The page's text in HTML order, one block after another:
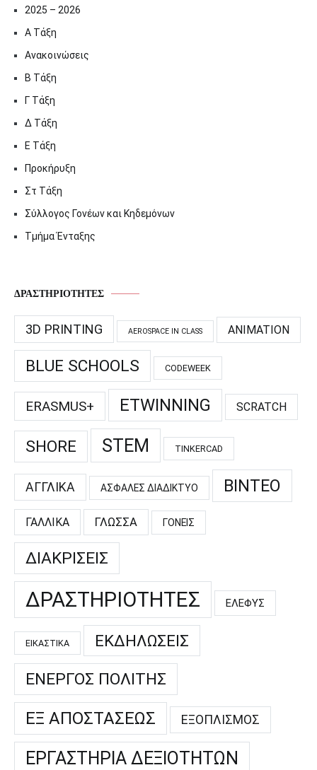
2025 – 2026
Α Τάξη
Ανακοινώσεις
Β Τάξη
Γ Τάξη
Δ Τάξη
Ε Τάξη
Προκήρυξη
Στ Τάξη
Σύλλογος Γονέων και Κηδεμόνων
Τμήμα Ένταξης
ΔΡΑΣΤΗΡΙΌΤΗΤΕΣ
3D PRINTING AEROSPACE IN CLASS ANIMATION
BLUE SCHOOLS CODEWEEK
ERASMUS+ ETWINNING SCRATCH
SHORE STEM TINKERCAD
ΑΓΓΛΙΚΆ ΑΣΦΑΛΈΣ ΔΙΑΔΊΚΤΥΟ ΒΊΝΤΕΟ
ΓΑΛΛΙΚΆ ΓΛΏΣΣΑ ΓΟΝΕΊΣ
ΔΙΑΚΡΊΣΕΙΣ
ΔΡΑΣΤΗΡΙΌΤΗΤΕΣ ΕΛΕΦΥΣ
ΕΙΚΑΣΤΙΚΆ ΕΚΔΗΛΏΣΕΙΣ
ΕΝΕΡΓΌΣ ΠΟΛΊΤΗΣ
ΕΞ ΑΠΟΣΤΆΣΕΩΣ ΕΞΟΠΛΙΣΜΌΣ
ΕΡΓΑΣΤΉΡΙΑ ΔΕΞΙΟΤΉΤΩΝ